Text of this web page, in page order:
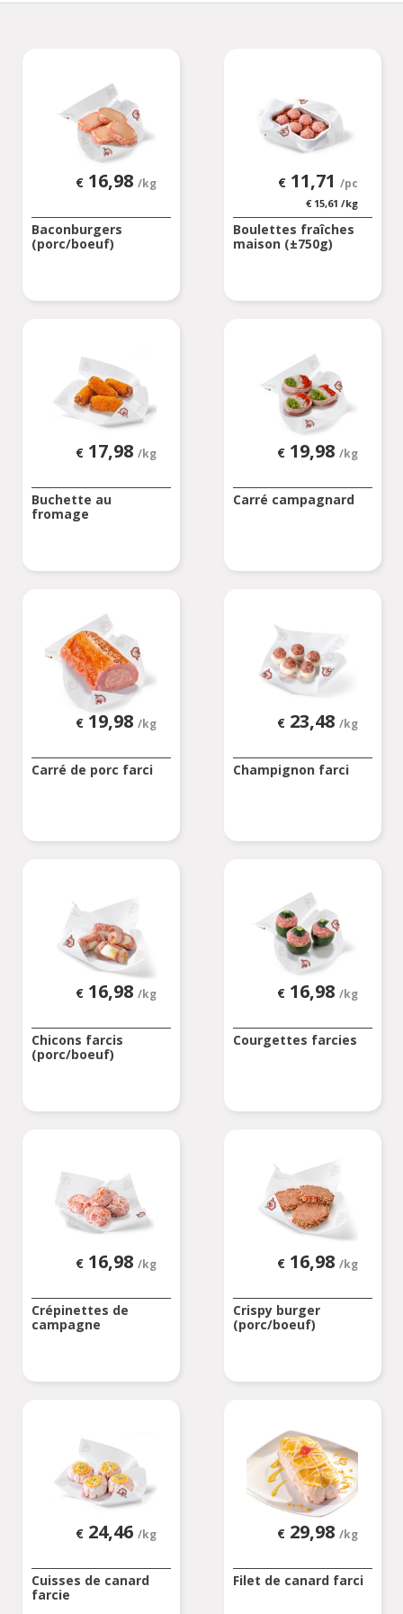
€ 16,98 /kg
Baconburgers
(porc/boeuf)
€ 11,71 /pc
€15,61 /kg
Boulettes fraîches
maison (±750g)
€ 17,98 /kg
Buchette au
fromage
€ 19,98 /kg
Carré campagnard
€ 19,98 /kg
Carré de porc farci
€ 23,48 /kg
Champignon farci
€ 16,98 /kg
Chicons farcis
(porc/boeuf)
€ 16,98 /kg
Courgettes farcies
€ 16,98 /kg
Crépinettes de
campagne
€ 16,98 /kg
Crispy burger
(porc/boeuf)
€ 24,46 /kg
Cuisses de canard
farcie
€ 29,98 /kg
Filet de canard farci